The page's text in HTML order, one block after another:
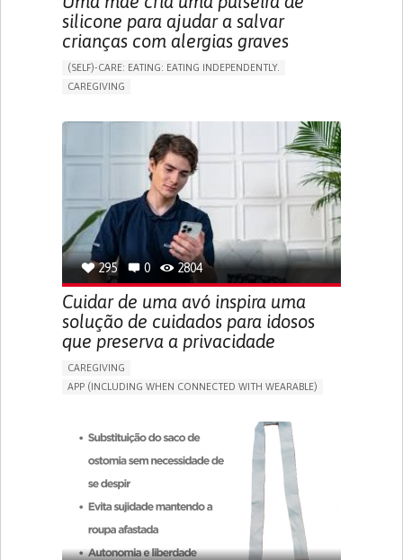
silicone para ajudar a salvar
crianças com alergias graves
(SELF)-CARE: EATING: EATING INDEPENDENTLY.
CAREGIVING
BODY-WORN SOLUTIONS (CLOTHING, ACCESSORIES,
SHOES, SENSORS...)
ALLEVIATING ALLERGIES
PREVENTING (VACCINATION, PROTECTION, FALLS,
RESEARCH/MAPPING)
CAREGIVING SUPPORT
IMMUNO-ALLERGOLOGY
SPAIN
295 0 2804
Cuidar de uma avó inspira uma
solução de cuidados para idosos
que preserva a privacidade
CAREGIVING
APP (INCLUDING WHEN CONNECTED WITH WEARABLE)
ASSISTIVE DAILY LIFE DEVICE (TO HELP ADL)
PROMOTING SELF-MANAGEMENT
PREVENTING (VACCINATION, PROTECTION, FALLS,
CAREGIVING SUPPORT
GENERAL AND FAMILY MEDICINE
MOBILITY ISSUES
CAREGIVER SUPPORT
SOLUTIONS FOR DISABLED PEOPLE
INDIA